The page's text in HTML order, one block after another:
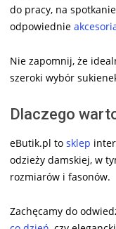
do pracy, na
odpowiednie
Nie zapomnij, że
szeroki wybór
Dlaczego
eButik.pl to sklep
odzieży damskiej, w
rozmiarów i fasonów.
Zachęcamy do